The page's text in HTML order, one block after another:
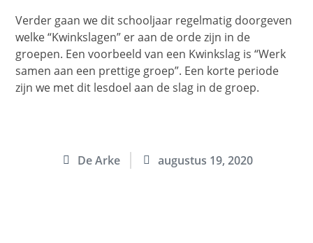
Verder gaan we dit schooljaar regelmatig doorgeven
welke “Kwinkslagen” er aan de orde zijn in de
groepen. Een voorbeeld van een Kwinkslag is “Werk
samen aan een prettige groep”. Een korte periode
zijn we met dit lesdoel aan de slag in de groep.
De Arke augustus 19, 2020